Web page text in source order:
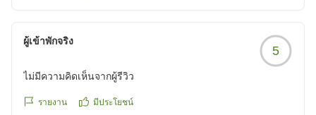
ผู้เข้าพักจริง
5
ไม่มีความคิดเห็นจากผู้รีวิว
รายงาน มีประโยชน์